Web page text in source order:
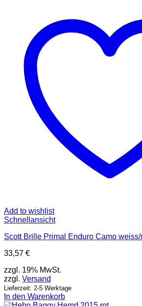
Add to wishlist
Schnellansicht
Scott Brille Primal Enduro Camo
33,57 €
zzgl. 19% MwSt.
zzgl. Versand
Lieferzeit: 2-5 Werktage
In den Warenkorb